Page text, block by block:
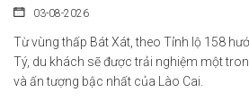
03-08-2026
Từ vùng thấp Bát Xát, theo Tỉnh lộ 158
Tý, du khách sẽ được trải nghiệm một
và ấn tượng bậc nhất của Lào Cai.